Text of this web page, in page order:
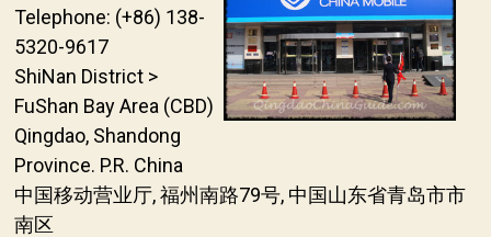
Telephone: (+86) 138-
5320-9617
ShiNan District >
FuShan Bay Area (CBD)
Qingdao, Shandong
Province. P.R. China
中国移动营业厅, 福州南路79号, 中国山东省青岛市市
南区